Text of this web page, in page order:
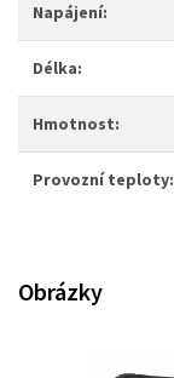
Napájení:
Délka:
Hmotnost:
Provozní teploty:
Obrázky